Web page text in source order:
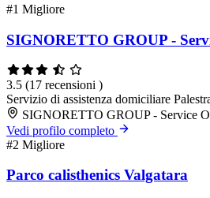
#1 Migliore
SIGNORETTO GROUP -
3.5 (17 recensioni )
Servizio di assistenza domiciliare
SIGNORETTO GROUP - Service
Vedi profilo completo
#2 Migliore
Parco calisthenics Valgatara